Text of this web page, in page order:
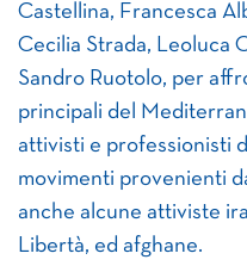
Castellina, Francesca
Cecilia Strada, Leoluca
Sandro Ruotolo, per
principali del
attivisti e professionisti
movimenti provenienti
anche alcune attiviste
Libertà, ed afghane.